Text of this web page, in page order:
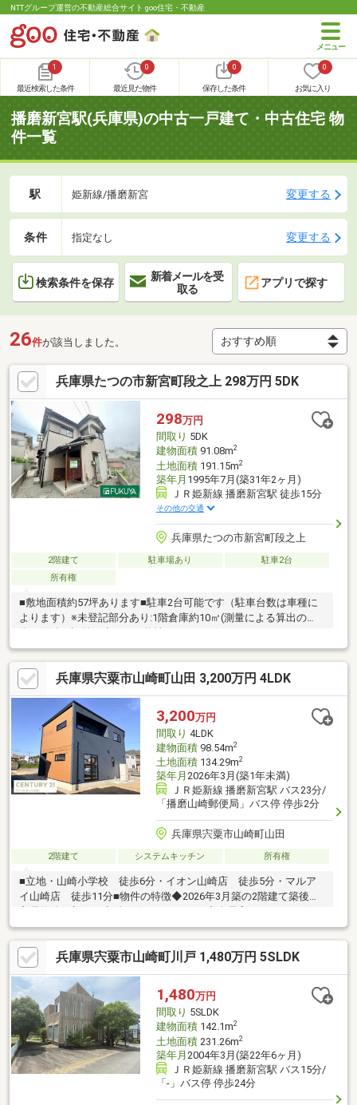
NTTグループ運営の不動産総合サイト goo住宅・不動産
1
最近検索した条件
0
最近見た物件
0
保存した条件
0
お気に入り
播磨新宮駅(兵庫県)の中古一戸建て・中古住宅 物
件一覧
駅 姫新線/播磨新宮 変更する
条件 指定なし 変更する
検索条件を保存
新着メールを受
取る
アプリで探す
26件が該当しました。
兵庫県たつの市新宮町段之上 298万円 5DK
298万円
間取り 5DK
建物面積91.08m2
土地面積191.15m2
築年月 1995年7月(築31年2ヶ月)
ＪＲ姫新線 播磨新宮駅 徒歩15分
その他の交通
兵庫県たつの市新宮町段之上
2階建て 駐車場あり
駐車2台
所有権
■敷地面積約57坪あります■駐車2台可能です（駐車台数は車種に
よります）※未登記部分あり:1階倉庫約10㎡(測量による算出の
兵庫県宍粟市山崎町山田 3,200万円 4LDK
3,200万円
間取り 4LDK
建物面積98.54m2
土地面積134.29m2
築年月 2026年3月(築1年未満)
ＪＲ姫新線 播磨新宮駅 バス23分/
「播磨山崎郵便局」バス停 停歩2分
兵庫県宍粟市山崎町山田
2階建て システムキッチン 所有権
■立地・山崎小学校 徒歩6分・イオン山崎店 徒歩5分・マルア
イ山崎店 徒歩11分■物件の特徴◆2026年3月築の2階建て築後未
お手入れ簡単！快適な空間を実現。 ◆4LDKの間取り！家族みん
ながゆったり過ごせる広さです。◆充実の収納スペース！ウォー
クインクローゼット完備でスッキリ整理。◆追焚機能付きで、い
つでも温かいお風呂に入れます。【世界最大級のネットワーク×地
域密着センチュリー21ファーストホームの強み】・豊富な物件情
報の中から、お客様に合った最適な物件のご紹介・提携銀行多
数：有利な金利・プランをご提案
兵庫県宍粟市山崎町川戸 1,480万円 5SLDK
1,480万円
間取り 5SLDK
建物面積142.1m2
土地面積231.26m2
築年月 2004年3月(築22年6ヶ月)
ＪＲ姫新線 播磨新宮駅 バス15分/
「-」バス停 停歩24分